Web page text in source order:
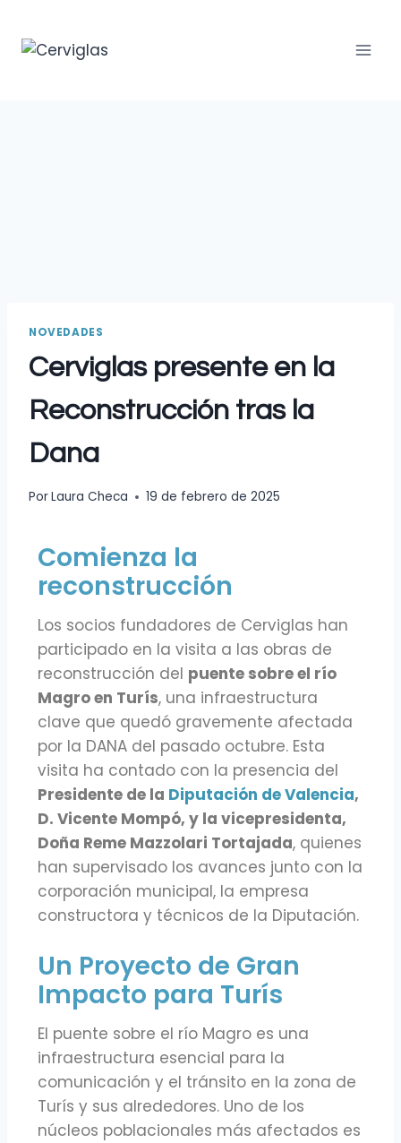
NOVEDADES
Cerviglas presente en la
Reconstrucción tras la
Dana
PorLaura Checa 19 de febrero de 2025
Comienza la
reconstrucción
Los socios fundadores de Cerviglas han
participado en la visita a las obras de
reconstrucción del puente sobre el río
Magro en Turís, una infraestructura
clave que quedó gravemente afectada
por la DANA del pasado octubre. Esta
visita ha contado con la presencia del
Presidente de la Diputación de Valencia,
D. Vicente Mompó, y la vicepresidenta,
Doña Reme Mazzolari Tortajada, quienes
han supervisado los avances junto con la
corporación municipal, la empresa
constructora y técnicos de la Diputación.
Un Proyecto de Gran
Impacto para Turís
El puente sobre el río Magro es una
infraestructura esencial para la
comunicación y el tránsito en la zona de
Turís y sus alrededores. Uno de los
núcleos poblacionales más afectados es